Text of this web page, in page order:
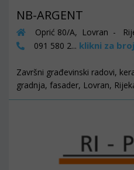
NB-ARGENT
Oprić 80/A, Lovran -
091 580 2... klikni za broj
Završni građevinski radovi,
gradnja, fasader, Lovran,